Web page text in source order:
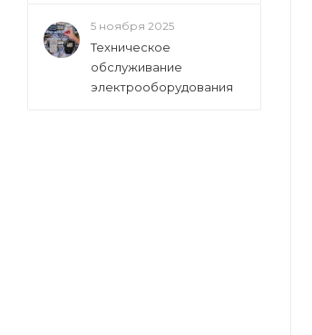
5 ноября 2025
Техническое
обслуживание
электрооборудования